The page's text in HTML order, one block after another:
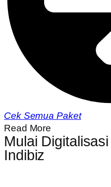
Cek Semua Paket
Read More
Mulai
Indibiz